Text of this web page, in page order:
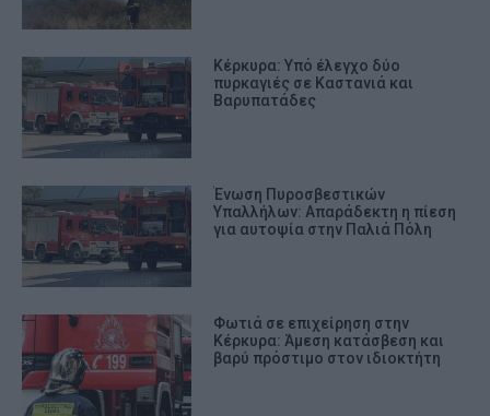
Κέρκυρα: Υπό έλεγχο δύο
πυρκαγιές σε Καστανιά και
Βαρυπατάδες
Ένωση Πυροσβεστικών
Υπαλλήλων: Απαράδεκτη η πίεση
για αυτοψία στην Παλιά Πόλη
Φωτιά σε επιχείρηση στην
Κέρκυρα: Άμεση κατάσβεση και
βαρύ πρόστιμο στον ιδιοκτήτη